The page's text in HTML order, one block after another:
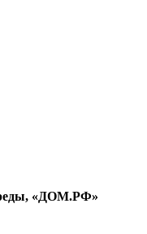
«ДОМ.РФ»